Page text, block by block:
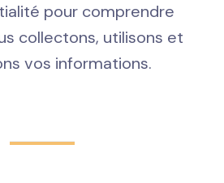
pour comprendre
collectons, utilisons et
vos informations.